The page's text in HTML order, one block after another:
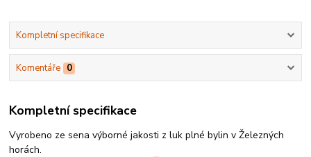
Kompletní specifikace
Komentáře 0
Kompletní specifikace
Vyrobeno ze sena výborné jakosti z luk plné bylin v Železných
horách.